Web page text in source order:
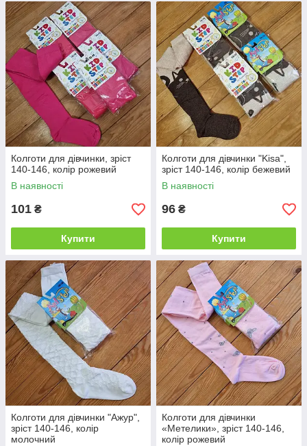
Колготи для дівчинки, зріст
140-146, колір рожевий
В наявності
101 ₴
Купити
Колготи для дівчинки "Kisa",
зріст 140-146, колір бежевий
В наявності
96 ₴
Купити
Колготи для дівчинки "Ажур",
зріст 140-146, колір
молочний
Колготи для дівчинки
«Метелики», зріст 140-146,
колір рожевий